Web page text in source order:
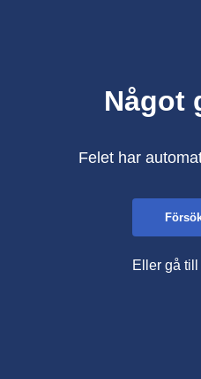
Något
Felet har
Eller gå